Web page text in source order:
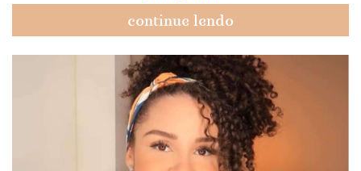
continue lendo